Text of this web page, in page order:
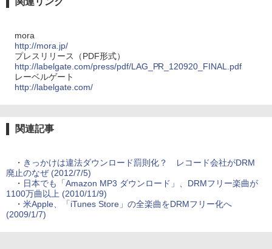
mora
http://mora.jp/
プレスリリース（PDF形式）
http://labelgate.com/press/pdf/LAG_PR_120920_FINAL.pdf
レーベルゲート
http://labelgate.com/
関連記事
・ きっかけは違法ダウンロード罰則化？ レコード会社がDRM
廃止のなぜ (2012/7/5)
・ 日本でも「Amazon MP3 ダウンロード」、DRMフリー楽曲が
1100万曲以上 (2010/11/9)
・ 米Apple、「iTunes Store」の全楽曲をDRMフリー化へ
(2009/1/7)